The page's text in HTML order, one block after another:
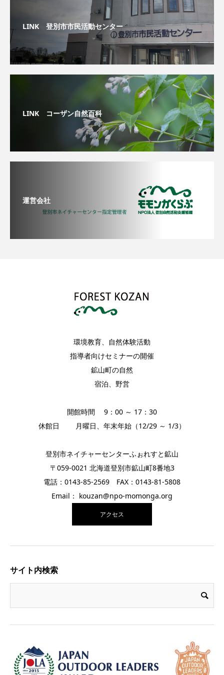
LINK 登別市市民活動センター
LINK コーザン自然百科
運営会社
環境教育、自然体験活動
指導者向けセミナーの開催
鉱山町の自然
宿泊、野営
開館時間 9：00 ～ 17：30
休館日 月曜日、年末年始（12/29 ～ 1/3）
登別市ネイチャーセンターふぉれすと鉱山
〒059-0021 北海道登別市鉱山町8番地3
電話：0143-85-2569 FAX：0143-81-5808
Email： kouzan@npo-momonga.org
アクセス
サイト内検索